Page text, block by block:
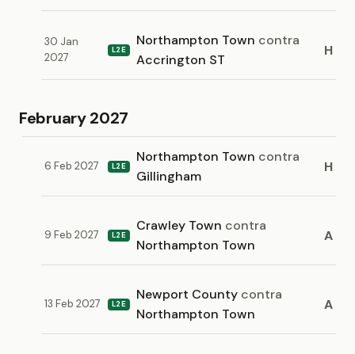
30 Jan
2027
L2E
Northampton Town contra
Accrington ST
H
February 2027
6 Feb 2027 L2E
Northampton Town contra
Gillingham
H
9 Feb 2027 L2E
Crawley Town contra
Northampton Town
A
13 Feb 2027 L2E
Newport County contra
Northampton Town
A